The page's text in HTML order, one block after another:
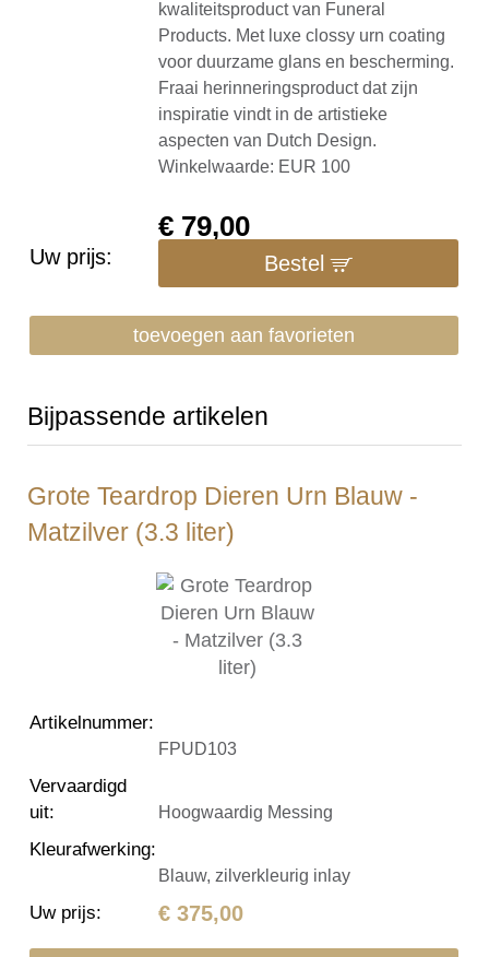
kwaliteitsproduct van Funeral
Products. Met luxe clossy urn coating
voor duurzame glans en bescherming.
Fraai herinneringsproduct dat zijn
inspiratie vindt in de artistieke
aspecten van Dutch Design.
Winkelwaarde: EUR 100
Uw prijs:
€ 79,00
Bestel
toevoegen aan favorieten
Bijpassende artikelen
Grote Teardrop Dieren Urn Blauw -
Matzilver (3.3 liter)
Artikelnummer:
FPUD103
Vervaardigd
uit: Hoogwaardig Messing
Kleurafwerking:
Blauw, zilverkleurig inlay
Uw prijs: € 375,00